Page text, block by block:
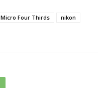
Micro Four Thirds
nikon